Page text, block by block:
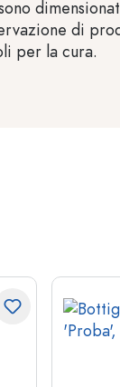
di
per la cura.